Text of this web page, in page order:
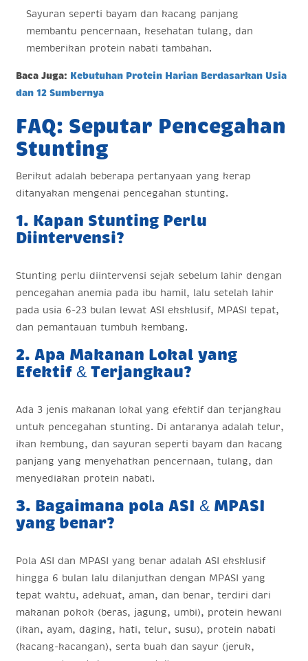
Sayuran seperti bayam dan kacang panjang
membantu pencernaan, kesehatan tulang, dan
memberikan protein nabati tambahan.
Baca Juga: Kebutuhan Protein Harian Berdasarkan Usia
dan 12 Sumbernya
FAQ: Seputar Pencegahan
Stunting
Berikut adalah beberapa pertanyaan yang kerap
ditanyakan mengenai pencegahan stunting.
1. Kapan Stunting Perlu
Diintervensi?
Stunting perlu diintervensi sejak sebelum lahir dengan
pencegahan anemia pada ibu hamil, lalu setelah lahir
pada usia 6-23 bulan lewat ASI eksklusif, MPASI tepat,
dan pemantauan tumbuh kembang.
2. Apa Makanan Lokal yang
Efektif & Terjangkau?
Ada 3 jenis makanan lokal yang efektif dan terjangkau
untuk pencegahan stunting. Di antaranya adalah telur,
ikan kembung, dan sayuran seperti bayam dan kacang
panjang yang menyehatkan pencernaan, tulang, dan
menyediakan protein nabati.
3. Bagaimana pola ASI & MPASI
yang benar?
Pola ASI dan MPASI yang benar adalah ASI eksklusif
hingga 6 bulan lalu dilanjutkan dengan MPASI yang
tepat waktu, adekuat, aman, dan benar, terdiri dari
makanan pokok (beras, jagung, umbi), protein hewani
(ikan, ayam, daging, hati, telur, susu), protein nabati
(kacang-kacangan), serta buah dan sayur (jeruk,